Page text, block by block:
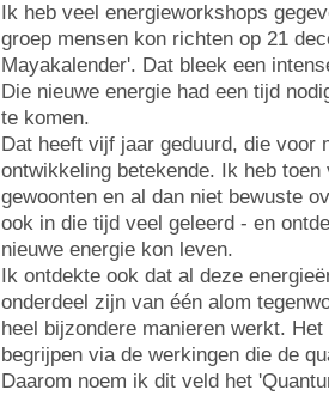
Ik heb veel energieworkshops
groep mensen kon richten op 21
Mayakalender'. Dat bleek een
Die nieuwe energie had een tijd
te komen.
Dat heeft vijf jaar geduurd, die voor
ontwikkeling betekende. Ik heb
gewoonten en al dan niet bewuste
ook in die tijd veel geleerd - en
nieuwe energie kon leven.
Ik ontdekte ook dat al deze
onderdeel zijn van één alom
heel bijzondere manieren werkt.
begrijpen via de werkingen die de
Daarom noem ik dit veld het